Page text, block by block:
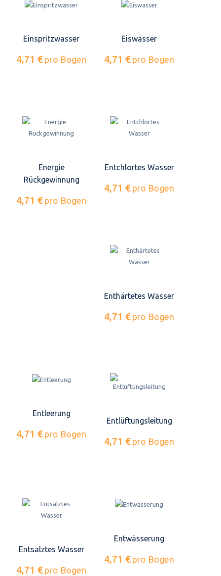
Einspritzwasser
4,71 € pro Bogen
Eiswasser
4,71 € pro Bogen
Energie
Rückgewinnung
4,71 € pro Bogen
Entchlortes Wasser
4,71 € pro Bogen
Enthärtetes Wasser
4,71 € pro Bogen
Entleerung
4,71 € pro Bogen
Entlüftungsleitung
4,71 € pro Bogen
Entsalztes Wasser
4,71 € pro Bogen
Entwässerung
4,71 € pro Bogen